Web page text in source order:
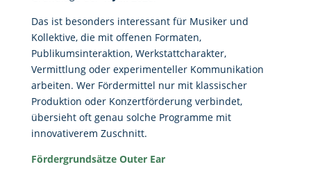
Das ist besonders interessant für Musiker und
Kollektive, die mit offenen Formaten,
Publikumsinteraktion, Werkstattcharakter,
Vermittlung oder experimenteller Kommunikation
arbeiten. Wer Fördermittel nur mit klassischer
Produktion oder Konzertförderung verbindet,
übersieht oft genau solche Programme mit
innovativerem Zuschnitt.
Fördergrundsätze Outer Ear